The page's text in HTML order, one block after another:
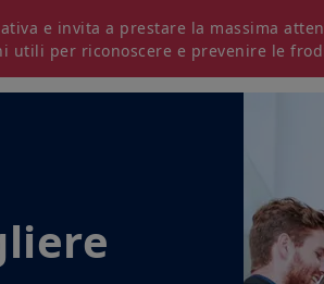
e invita a prestare la massima
utili per riconoscere e prevenire le